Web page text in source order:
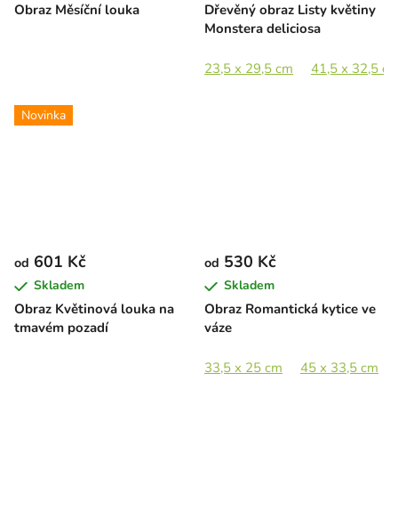
Obraz Měsíční louka
Dřevěný obraz Listy květiny
Monstera deliciosa
23,5 x 29,5 cm 41,5 x 32,5
Novinka
Obraz Květinová louka na
tmavém pozadí
od 601 Kč
Skladem
Obraz Romantická kytice ve
váze
od 530 Kč
Skladem
33,5 x 25 cm 45 x 33,5 cm